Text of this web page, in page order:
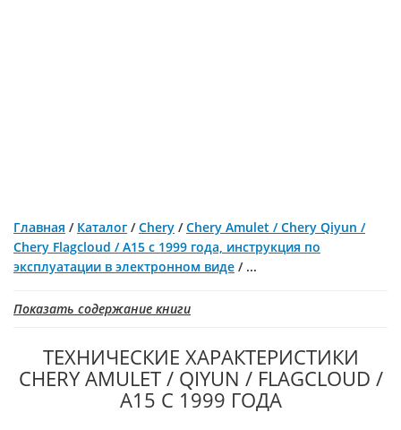
Главная / Каталог /Chery /Chery Amulet / Chery Qiyun /
Chery Flagcloud / A15 с 1999 года, инструкция по
эксплуатации в электронном виде / ...
Показать содержание книги
ТЕХНИЧЕСКИЕ ХАРАКТЕРИСТИКИ
CHERY AMULET / QIYUN / FLAGCLOUD /
A15 С 1999 ГОДА